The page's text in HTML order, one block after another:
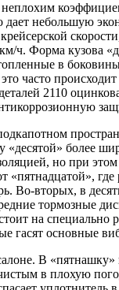
дает небольшую
ч. Форма кузова
в
часто
2110
«десятой» более
но при этом
«пятнадцатой», где
Во-вторых, в
тормозные
на специально
гасят основные
В «пятнашку»
в плохую